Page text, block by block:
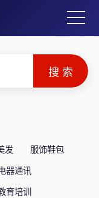
发 服饰鞋包
器通讯
育培训